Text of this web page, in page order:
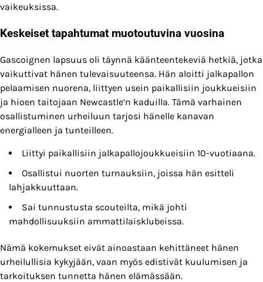
vaikeuksissa.
Keskeiset tapahtumat muotoutuvina vuosina
Gascoignen lapsuus oli täynnä käänteentekeviä hetkiä, jotka
vaikuttivat hänen tulevaisuuteensa. Hän aloitti jalkapallon
pelaamisen nuorena, liittyen usein paikallisiin joukkueisiin
ja hioen taitojaan Newcastle’n kaduilla. Tämä varhainen
osallistuminen urheiluun tarjosi hänelle kanavan
energialleen ja tunteilleen.
Liittyi paikallisiin jalkapallojoukkueisiin 10-vuotiaana.
Osallistui nuorten turnauksiin, joissa hän esitteli
lahjakkuuttaan.
Sai tunnustusta scouteilta, mikä johti
mahdollisuuksiin ammattilaisklubeissa.
Nämä kokemukset eivät ainoastaan kehittäneet hänen
urheilullisia kykyjään, vaan myös edistivät kuulumisen ja
tarkoituksen tunnetta hänen elämässään.